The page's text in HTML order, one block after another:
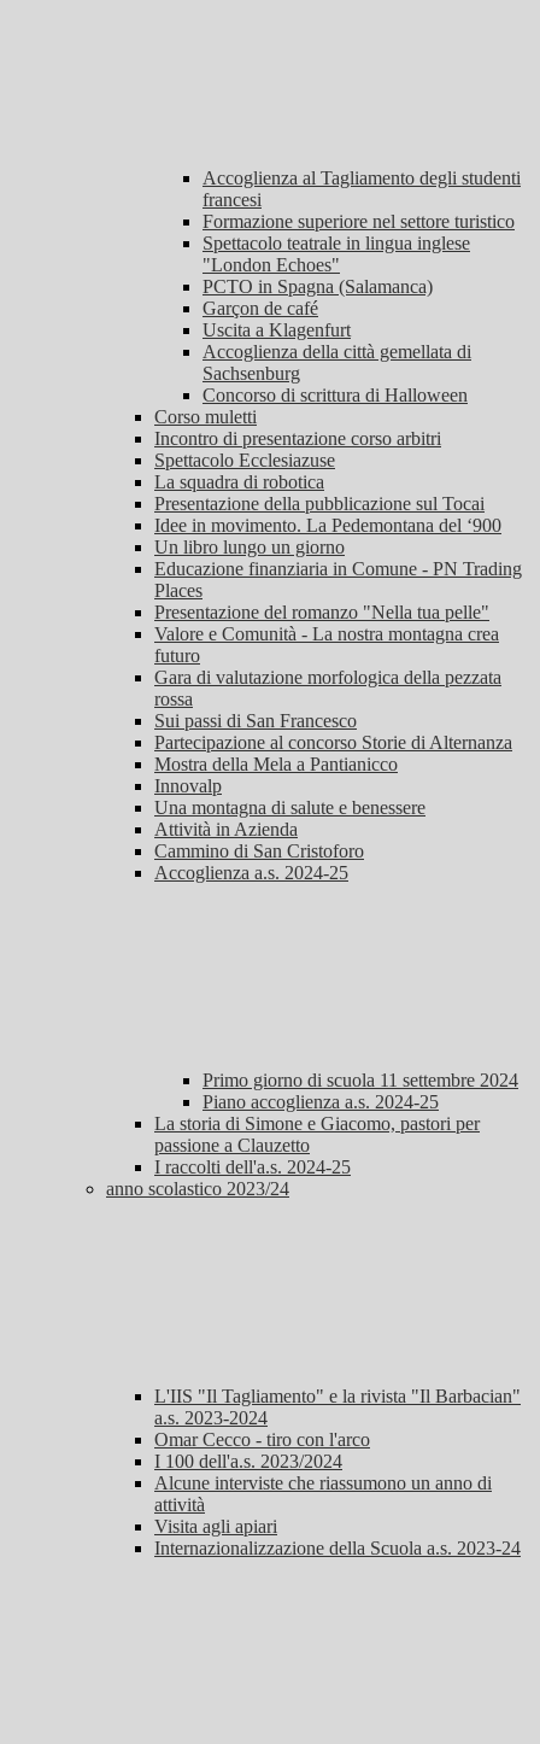
Accoglienza al Tagliamento degli studenti
francesi
Formazione superiore nel settore turistico
Spettacolo teatrale in lingua inglese
"London Echoes"
PCTO in Spagna (Salamanca)
Garçon de café
Uscita a Klagenfurt
Accoglienza della città gemellata di
Sachsenburg
Concorso di scrittura di Halloween
Corso muletti
Incontro di presentazione corso arbitri
Spettacolo Ecclesiazuse
La squadra di robotica
Presentazione della pubblicazione sul Tocai
Idee in movimento. La Pedemontana del ‘900
Un libro lungo un giorno
Educazione finanziaria in Comune - PN Trading
Places
Presentazione del romanzo "Nella tua pelle"
Valore e Comunità - La nostra montagna crea
futuro
Gara di valutazione morfologica della pezzata
rossa
Sui passi di San Francesco
Partecipazione al concorso Storie di Alternanza
Mostra della Mela a Pantianicco
Innovalp
Una montagna di salute e benessere
Attività in Azienda
Cammino di San Cristoforo
Accoglienza a.s. 2024-25
Primo giorno di scuola 11 settembre 2024
Piano accoglienza a.s. 2024-25
La storia di Simone e Giacomo, pastori per
passione a Clauzetto
I raccolti dell'a.s. 2024-25
anno scolastico 2023/24
L'IIS "Il Tagliamento" e la rivista "Il Barbacian"
a.s. 2023-2024
Omar Cecco - tiro con l'arco
I 100 dell'a.s. 2023/2024
Alcune interviste che riassumono un anno di
attività
Visita agli apiari
Internazionalizzazione della Scuola a.s. 2023-24